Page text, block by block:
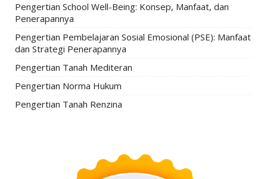
Pengertian School Well-Being: Konsep, Manfaat, dan
Penerapannya
Pengertian Pembelajaran Sosial Emosional (PSE): Manfaat
dan Strategi Penerapannya
Pengertian Tanah Mediteran
Pengertian Norma Hukum
Pengertian Tanah Renzina